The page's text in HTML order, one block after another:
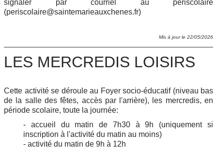
signaler par courriel au périscolaire
(periscolaire@saintemarieauxchenes.fr)
Mis à jour le 22/05/2026
LES MERCREDIS LOISIRS
Cette activité se déroule au Foyer socio-éducatif (niveau bas
de la salle des fêtes, accès par l'arrière), les mercredis, en
période scolaire, toute la journée:
- accueil du matin de 7h30 à 9h (uniquement si
inscription à l'activité du matin au moins)
- activité du matin de 9h à 12h